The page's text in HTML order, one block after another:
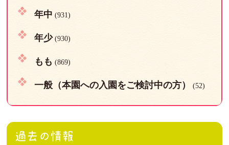
年中 (931)
年少(930)
もも (869)
一般（本園への入園をご検討中の方） (52)
過去の情報